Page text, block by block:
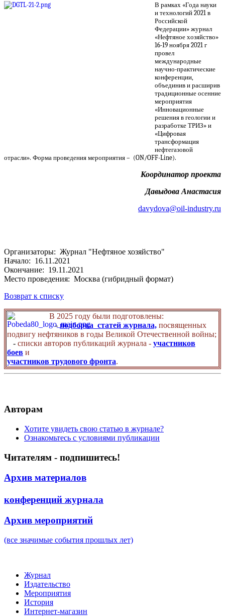
В рамках «Года науки
и технологий 2021 в
Российской
Федерации» журнал
«Нефтяное хозяйство»
16-19 ноября 2021 г
провел
международные
научно-практические
конференции,
объединив и расширив
традиционные осенние
мероприятия
«Инновационные
решения в геологии и
разработке ТРИЗ» и
«Цифровая
трансформация
нефтегазовой
отрасли». Форма проведения мероприятия – (ON/OFF-Line).
Координатор проекта
Давыдова Анастасия
davydova@oil-industry.ru
Организаторы: Журнал "Нефтяное хозяйство"
Начало: 16.11.2021
Окончание: 19.11.2021
Место проведения: Москва (гибридный формат)
Возврат к списку
В 2025 году были подготовлены:
- подборка статей журнала, посвященных
подвигу нефтяников в годы Великой Отечественной войны;
- списки авторов публикаций журнала - участников
боев и
участников трудового фронта.
Авторам
Хотите увидеть свою статью в журнале?
Ознакомьтесь с условиями публикации
Читателям - подпишитесь!
Архив материалов
конференций журнала
Архив мероприятий
(все значимые события прошлых лет)
Журнал
Издательство
Мероприятия
История
Интернет-магазин